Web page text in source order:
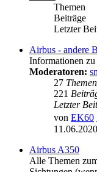
Themen
Beiträge
Letzter
Airbus - andere
Informationen
Moderatoren:
27 Themen
221
Letzter
von EK60
Airbus A350
Alle Themen